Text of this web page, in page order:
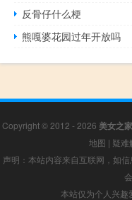
反骨仔什么梗
熊嘎婆花园过年开放吗
Copyright © 2012 - 2026 美女之家
地图 | 疑难
声明：本站内容来自互联网，如
本站仅为个人兴趣